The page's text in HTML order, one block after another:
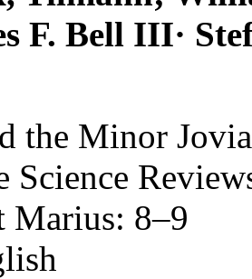
F. Bell III·
the Minor
Science
Marius: 8–9